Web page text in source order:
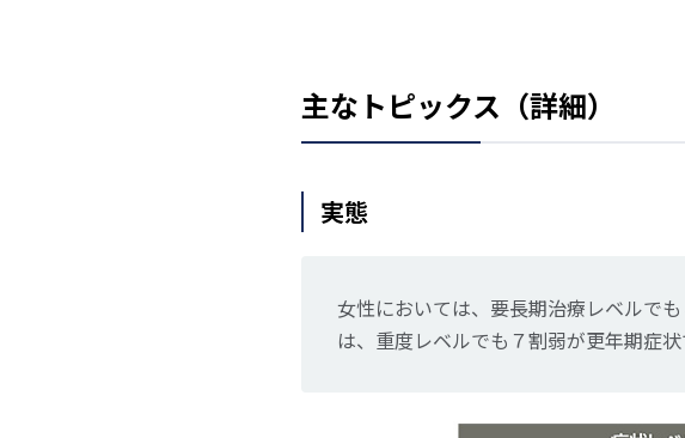
主なトピックス（詳細）
実態
女性においては、要長期治療レベルで
は、重度レベルでも７割弱が更年期症